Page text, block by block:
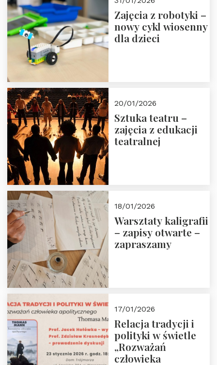
Zajęcia z robotyki –
nowy cykl wiosenny
dla dzieci
20/01/2026
Sztuka teatru –
zajęcia z edukacji
teatralnej
18/01/2026
Warsztaty kaligrafii
– zapisy otwarte –
zapraszamy
17/01/2026
Relacja tradycji i
polityki w świetle
„Rozważań
człowieka